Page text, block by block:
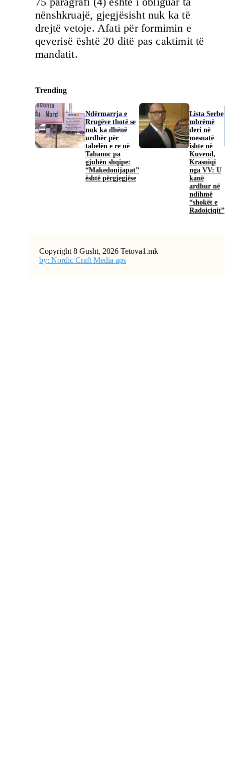
nënshkruajë, gjegjësisht nuk ka të
drejtë vetoje. Afati për formimin e
qeverisë është 20 ditë pas caktimit të
mandatit.
Trending
Ndërmarrja e
Rrugëve thotë se
nuk ka dhënë
urdhër për
tabelën e re në
Tabanoc pa
gjuhën shqipe:
“Makedonijapat”
është përgjegjëse
​Lista Serbe
mbrëmë
deri në
mesnatë
ishte në
Kuvend,
Krasniqi
nga VV: U
kanë
ardhur në
ndihmë
“shokët e
Radoiçiqit”
Copyright 8 Gusht, 2026 Tetova1.mk
by: Nordic Craft Media aps